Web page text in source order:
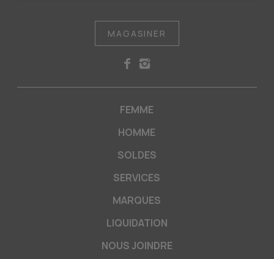
MAGASINER
FEMME
HOMME
SOLDES
SERVICES
MARQUES
LIQUIDATION
NOUS JOINDRE